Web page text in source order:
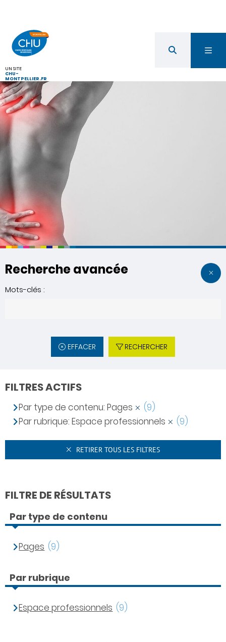
UN SITE
CHU-
MONTPELLIER.FR
Recherche avancée
Mots-clés :
EFFACER RECHERCHER
FILTRES ACTIFS
Par type de contenu: Pages
(9)
Par rubrique: Espace professionnels
(9)
RETIRER TOUS LES FILTRES
FILTRE DE RÉSULTATS
Par type de contenu
Pages (9)
Par rubrique
Espace professionnels (9)